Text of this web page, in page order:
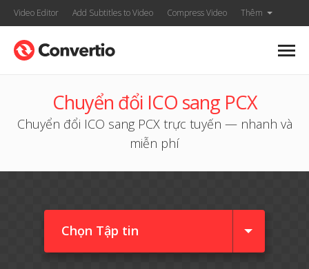
Video Editor Add Subtitles to Video Compress Video Thêm
Chuyển đổi ICO sang PCX
Chuyển đổi ICO sang PCX trực tuyến — nhanh và
miễn phí
Chọn Tập tin